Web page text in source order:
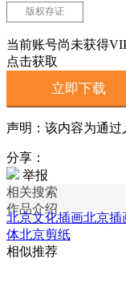
版权存证
当前账号尚未获得
点击获取
立即下载
声明：该内容为通过
分享：
举报
相关搜索
作品介绍
北京文化插画北京插
体北京剪纸
相似推荐